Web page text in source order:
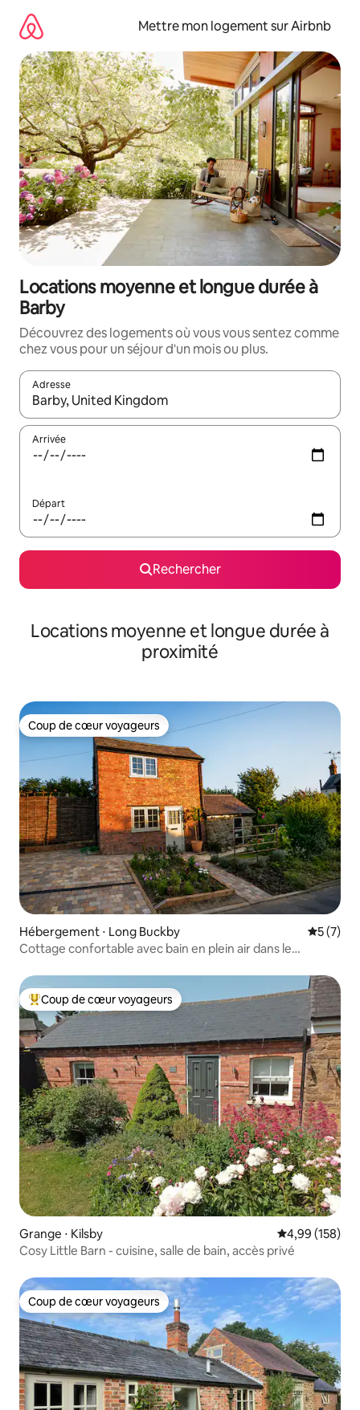
directement
contenu
Mettre mon logement sur Airbnb
Locations moyenne et longue durée à
Barby
Découvrez des logements où vous vous sentez comme
chez vous pour un séjour d'un mois ou plus.
Adresse
Lorsque les résultats s'affichent, utilisez les flèches vers le
Arrivée
Départ
Rechercher
Locations moyenne et longue durée à
proximité
Coup de cœur voyageurs
Coup de cœur voyageurs
Hébergement ⋅ Long Buckby
5 (7)
Cottage confortable avec bain en plein air dans le
Coups de cœur voyageurs les plus appréciés
Coup de cœur voyageurs
Grange ⋅ Kilsby Évaluation
4,99 (158)
Cosy Little Barn - cuisine, salle de bain, accès privé
Coup de cœur voyageurs
Coup de cœur voyageurs